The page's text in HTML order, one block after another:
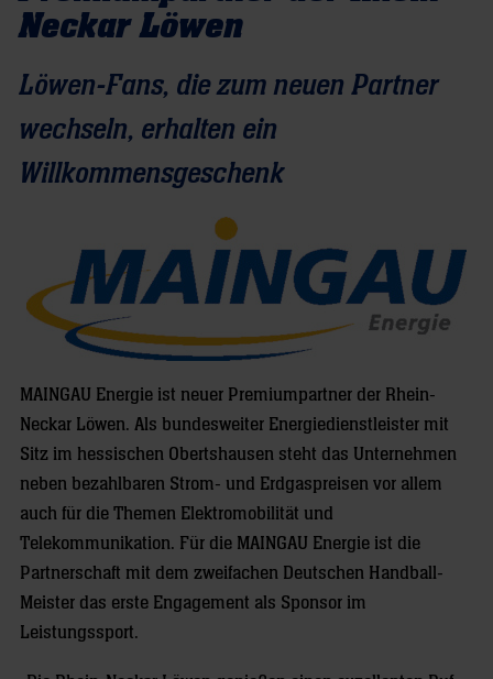
Neckar Löwen
Löwen-Fans, die zum neuen Partner
wechseln, erhalten ein
Willkommensgeschenk
MAINGAU Energie ist neuer Premiumpartner der Rhein-
Neckar Löwen. Als bundesweiter Energiedienstleister mit
Sitz im hessischen Obertshausen steht das Unternehmen
neben bezahlbaren Strom- und Erdgaspreisen vor allem
auch für die Themen Elektromobilität und
Telekommunikation. Für die MAINGAU Energie ist die
Partnerschaft mit dem zweifachen Deutschen Handball-
Meister das erste Engagement als Sponsor im
Leistungssport.